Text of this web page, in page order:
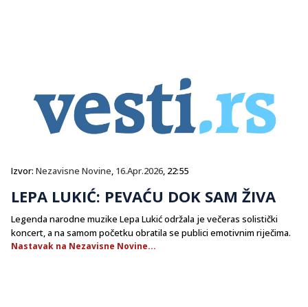
Izvor: Nezavisne Novine, 16.Apr.2026, 22:55
LEPA LUKIĆ: PEVAĆU DOK SAM ŽIVA
Legenda narodne muzike Lepa Lukić održala je večeras solistički
koncert, a na samom početku obratila se publici emotivnim riječima.
Nastavak na Nezavisne Novine...